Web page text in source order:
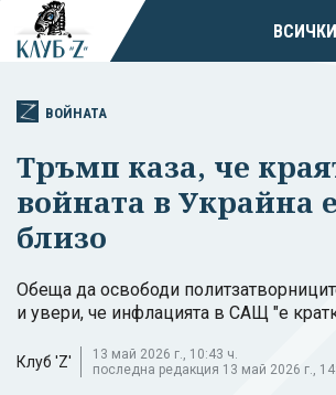
ВОЙНАТА
Тръмп каза, че
войната в Украйна
близо
Обеща да освободи
и увери, че инфлацията в САЩ "е
Клуб 'Z'
13 май 2026 г., 10:43 ч.
последна редакция 13 май 2026 г.,